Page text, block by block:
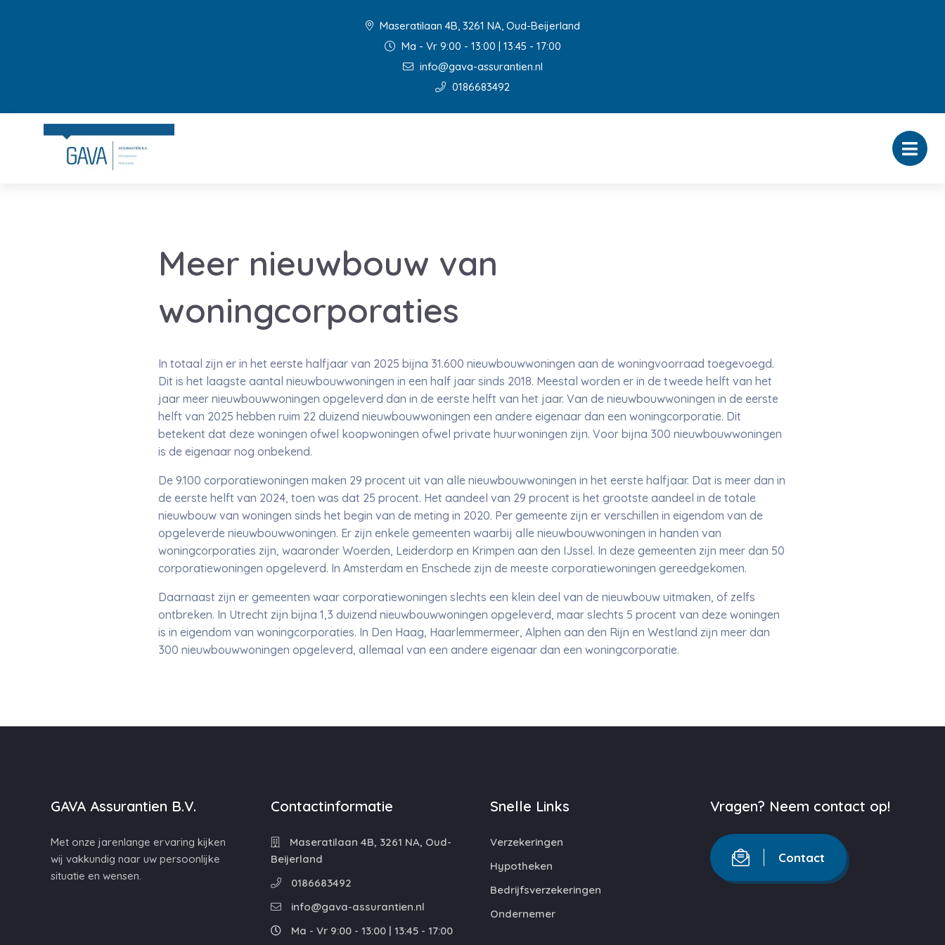
Maseratilaan 4B, 3261 NA, Oud-Beijerland
Ma - Vr 9:00 - 13:00 | 13:45 - 17:00
info@gava-assurantien.nl
0186683492
Meer nieuwbouw van
woningcorporaties
In totaal zijn er in het eerste halfjaar van 2025 bijna 31.600 nieuwbouwwoningen aan de woningvoorraad toegevoegd.
Dit is het laagste aantal nieuwbouwwoningen in een half jaar sinds 2018. Meestal worden er in de tweede helft van het
jaar meer nieuwbouwwoningen opgeleverd dan in de eerste helft van het jaar. Van de nieuwbouwwoningen in de eerste
helft van 2025 hebben ruim 22 duizend nieuwbouwwoningen een andere eigenaar dan een woningcorporatie. Dit
betekent dat deze woningen ofwel koopwoningen ofwel private huurwoningen zijn. Voor bijna 300 nieuwbouwwoningen
is de eigenaar nog onbekend.
De 9.100 corporatiewoningen maken 29 procent uit van alle nieuwbouwwoningen in het eerste halfjaar. Dat is meer dan in
de eerste helft van 2024, toen was dat 25 procent. Het aandeel van 29 procent is het grootste aandeel in de totale
nieuwbouw van woningen sinds het begin van de meting in 2020. Per gemeente zijn er verschillen in eigendom van de
opgeleverde nieuwbouwwoningen. Er zijn enkele gemeenten waarbij alle nieuwbouwwoningen in handen van
woningcorporaties zijn, waaronder Woerden, Leiderdorp en Krimpen aan den IJssel. In deze gemeenten zijn meer dan 50
corporatiewoningen opgeleverd. In Amsterdam en Enschede zijn de meeste corporatiewoningen gereedgekomen.
Daarnaast zijn er gemeenten waar corporatiewoningen slechts een klein deel van de nieuwbouw uitmaken, of zelfs
ontbreken. In Utrecht zijn bijna 1,3 duizend nieuwbouwwoningen opgeleverd, maar slechts 5 procent van deze woningen
is in eigendom van woningcorporaties. In Den Haag, Haarlemmermeer, Alphen aan den Rijn en Westland zijn meer dan
300 nieuwbouwwoningen opgeleverd, allemaal van een andere eigenaar dan een woningcorporatie.
GAVA Assurantien B.V.
Met onze jarenlange ervaring kijken
wij vakkundig naar uw persoonlijke
situatie en wensen.
Contactinformatie
Maseratilaan 4B, 3261 NA, Oud-
Beijerland
0186683492
info@gava-assurantien.nl
Ma - Vr 9:00 - 13:00 | 13:45 - 17:00
Snelle Links
Verzekeringen
Hypotheken
Bedrijfsverzekeringen
Ondernemer
Vragen? Neem contact op!
Contact